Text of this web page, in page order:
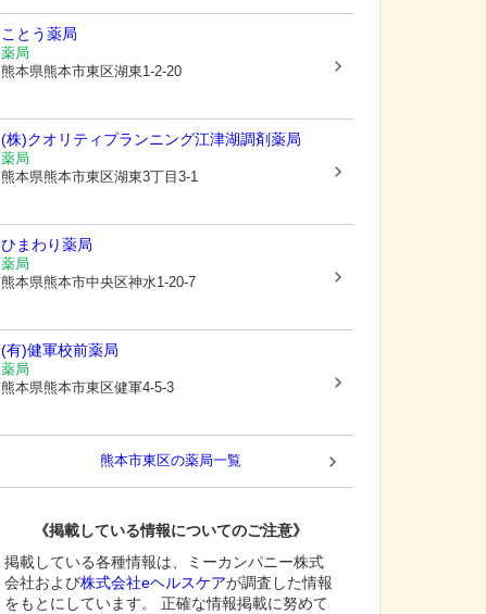
ことう薬局
薬局
熊本県熊本市東区湖東1-2-20
(株)クオリティプランニング江津湖調剤薬局
薬局
熊本県熊本市東区湖東3丁目3-1
ひまわり薬局
薬局
熊本県熊本市中央区神水1-20-7
(有)健軍校前薬局
薬局
熊本県熊本市東区健軍4-5-3
熊本市東区の薬局一覧
《掲載している情報についてのご注意》
掲載している各種情報は、ミーカンパニー株式
会社および株式会社eヘルスケアが調査した情報
をもとにしています。 正確な情報掲載に努めて